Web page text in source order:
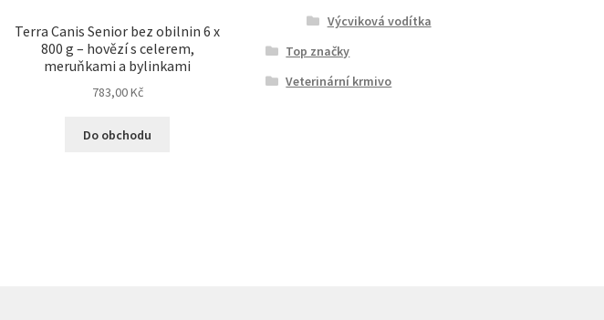
Terra Canis Senior bez obilnin 6 x
800 g – hovězí s celerem,
meruňkami a bylinkami
783,00Kč
Do obchodu
Výcviková vodítka
Top značky
Veterinární krmivo